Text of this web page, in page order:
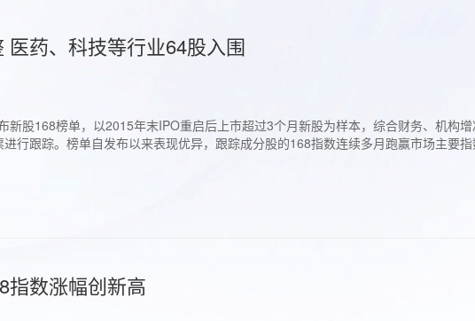
医药、科技等行业64股入围
新股168榜单，以2015年末IPO重启后上市超过3个月新股为样本，综合财务、机构
行跟踪。榜单自发布以来表现优异，跟踪成分股的168指数连续多月跑赢市场主要
指数涨幅创新高